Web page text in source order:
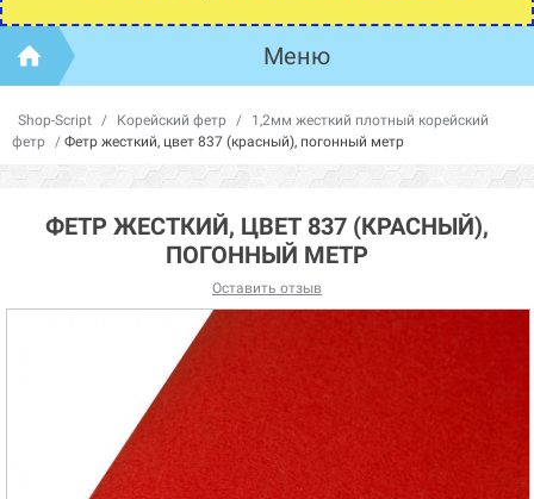
Меню
Shop-Script / Корейский фетр /
1,2мм жесткий плотный корейский
фетр
/ Фетр жесткий, цвет 837 (красный), погонный метр
ФЕТР ЖЕСТКИЙ, ЦВЕТ 837 (КРАСНЫЙ),
ПОГОННЫЙ МЕТР
Оставить отзыв